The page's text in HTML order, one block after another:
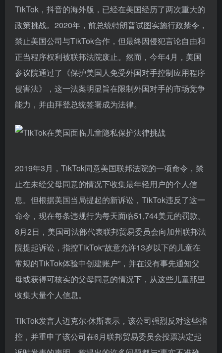
TikTok，抖音的海外版，已经在美国经历了两次重大的
政策挑战。2020年，前总统特朗普试图实施行政禁令，
禁止美国公司与TikTok合作，但最终因侵犯言论自由和
正当程序权利被联邦法院废止。然而，今年4月，美国
参议院通过了《保护美国人免受外国对手控制应用程序
侵害法》，这一法案明显旨在限制外国对手的市场竞争
能力，并由拜登总统签署成为法律。
2019年3月，TikTok同意美国联邦法院的一项命令，禁
止在未经父母同意的情况下收集最年轻用户的个人信
息。但根据美国当局提起的新诉讼，TikTok违反了这一
命令，现在每条违规行为每天面临51,744美元的罚款。
8月2日，美国司法部代表联邦贸易委员会向加州联邦法
院提起诉讼，指控TikTok“故意允许13岁以下的儿童在
常规的TikTok体验中创建账户”，并在没有事先通知父
母或获得可核实的父母同意的情况下，从这些儿童那里
收集大量个人信息。
TikTok发言人迈克尔·休斯表示，该公司强烈反对这些指
控，并重申了该公司在6月联邦贸易委员会投票决定起